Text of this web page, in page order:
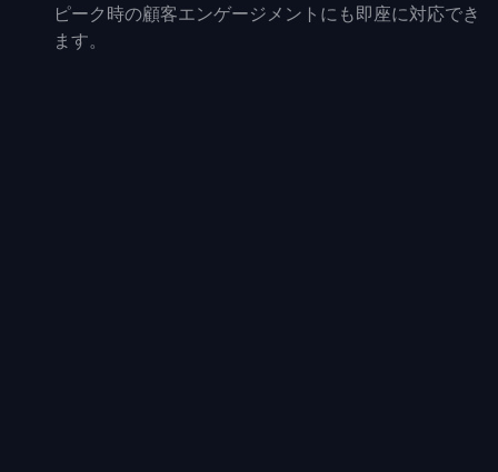
ピーク時の顧客エンゲージメントにも即座に対応でき
ます。